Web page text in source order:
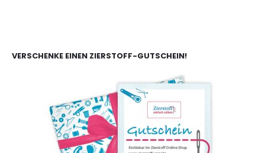
VERSCHENKE EINEN ZIERSTOFF-GUTSCHEIN!